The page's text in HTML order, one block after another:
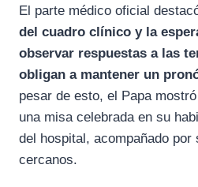
El parte médico oficial
del cuadro clínico y la
observar respuestas a las
obligan a mantener un
pesar de esto, el Papa mostró
una misa celebrada en su
del hospital, acompañado por
cercanos.